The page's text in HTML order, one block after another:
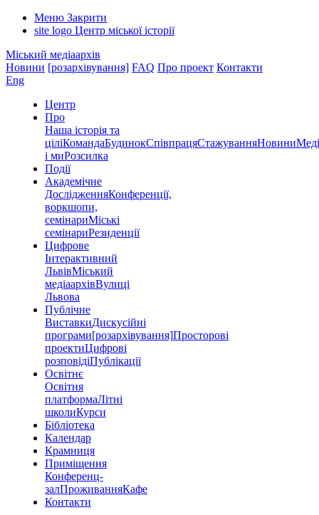
Меню Закрити
site logo Центр міської історії
Міський медіаархів
Новини [розархівування] FAQ Про проект Контакти
Eng
Центр
Про
Наша історія та
ціліКомандаБудинокСпівпрацяСтажуванняНовини
і миРозсилка
Події
Академічне
ДослідженняКонференції,
воркшопи,
семінариМіські
семінариРезиденції
Цифрове
Інтерактивний
ЛьвівМіський
медіаархівВулиці
Львова
Публічне
ВиставкиДискусійні
програми[розархівування]Просторові
проектиЦифрові
розповідіПублікації
Освітнє
Освітня
платформаЛітні
школиКурси
Бібліотека
Календар
Крамниця
Приміщення
Конференц-
залПроживанняКафе
Контакти